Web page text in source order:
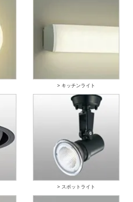
> キッチンライト
> スポットライト